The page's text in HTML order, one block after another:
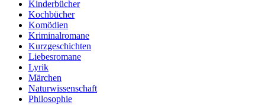
Kinderbücher
Kochbücher
Komödien
Kriminalromane
Kurzgeschichten
Liebesromane
Lyrik
Märchen
Naturwissenschaft
Philosophie